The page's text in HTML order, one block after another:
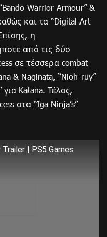
Warrior Armour” &
και τα “Digital Art
η
από τις δύο
σε τέσσερα combat
& Naginata, “Nioh-ruy”
για Katana. Τέλος,
στα “Iga Ninja’s”
| PS5 Games